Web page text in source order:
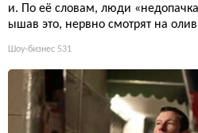
и. По её словам, люди
ышав это, нервно смотрят на
Шоу-бизнес 531